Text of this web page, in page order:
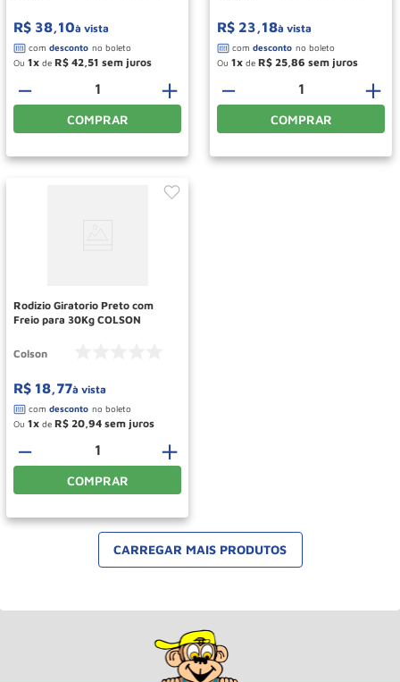
R$ 38,10à vista
Ou 1 de R$ 42 51
＋
－
COMPRAR
R$ 23,18à vista
Ou 1 de R$ 25 86
＋
－
COMPRAR
Rodizio Giratorio Preto com
Freio para 30Kg COLSON
Colson
R$ 18,77à vista
Ou 1 de R$ 20 94
＋
－
COMPRAR